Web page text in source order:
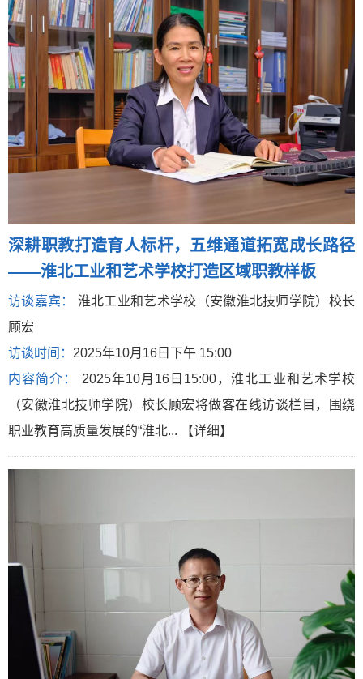
深耕职教打造育人标杆，五维通道拓宽成长路径
——淮北工业和艺术学校打造区域职教样板
访谈嘉宾：
淮北工业和艺术学校（安徽淮北技师学院）校长
顾宏
访谈时间： 2025年10月16日下午 15:00
内容简介：
2025年10月16日15:00，淮北工业和艺术学校
（安徽淮北技师学院）校长顾宏将做客在线访谈栏目，围绕
职业教育高质量发展的“淮北...
【详细】